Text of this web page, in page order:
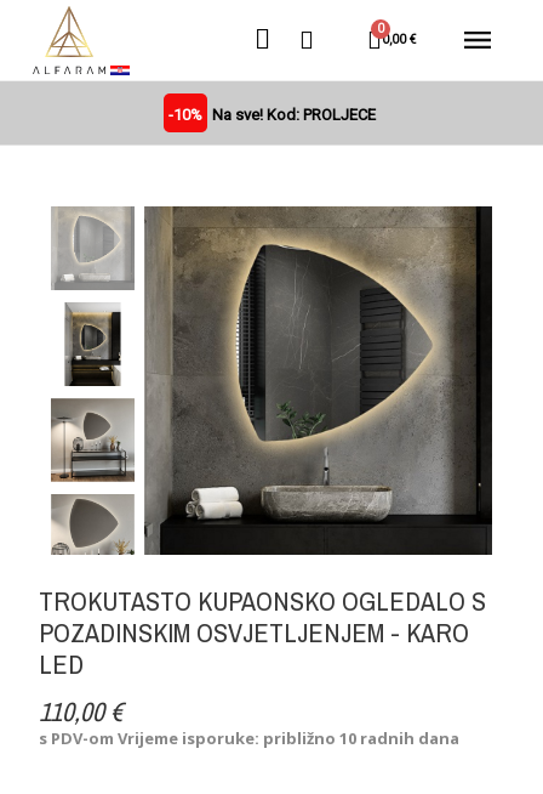
0,00 €
-10% Na sve! Kod: PROLJECE
TROKUTASTO KUPAONSKO OGLEDALO S
POZADINSKIM OSVJETLJENJEM - KARO
LED
110,00 €
s PDV-omVrijeme isporuke: približno 10 radnih dana